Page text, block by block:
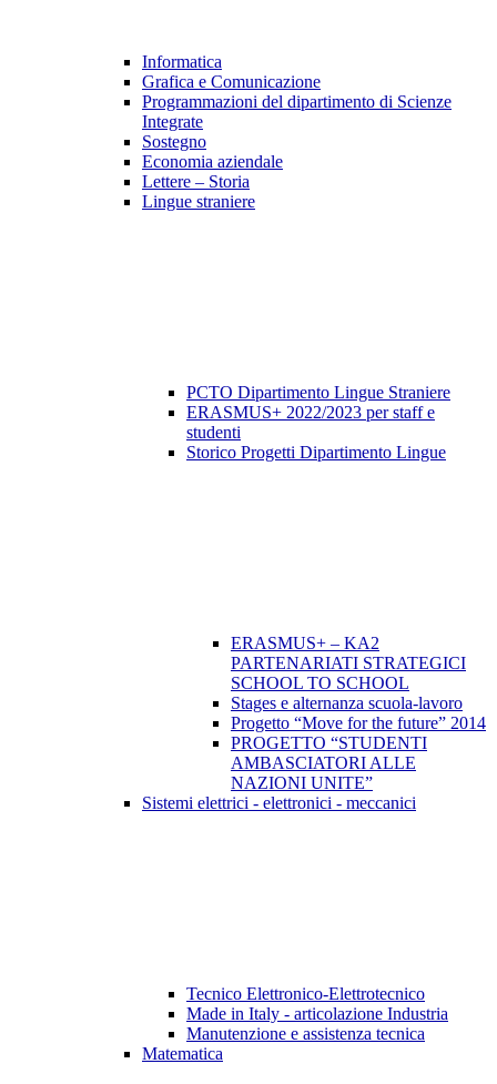
Informatica
Grafica e Comunicazione
Programmazioni del dipartimento di Scienze
Integrate
Sostegno
Economia aziendale
Lettere – Storia
Lingue straniere
PCTO Dipartimento Lingue Straniere
ERASMUS+ 2022/2023 per staff e
studenti
Storico Progetti Dipartimento Lingue
ERASMUS+ – KA2
PARTENARIATI STRATEGICI
SCHOOL TO SCHOOL
Stages e alternanza scuola-lavoro
Progetto “Move for the future” 2014
PROGETTO “STUDENTI
AMBASCIATORI ALLE
NAZIONI UNITE”
Sistemi elettrici - elettronici - meccanici
Tecnico Elettronico-Elettrotecnico
Made in Italy - articolazione Industria
Manutenzione e assistenza tecnica
Matematica